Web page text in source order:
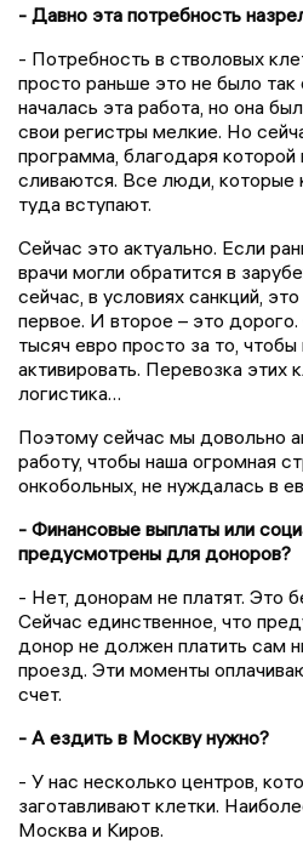
- Давно эта потребность
- Потребность в стволовых
просто раньше это не было так
началась эта работа, но она
свои регистры мелкие. Но
программа, благодаря
сливаются. Все люди, которые
туда вступают.
Сейчас это актуально. Если
врачи могли обратится в
сейчас, в условиях санкций,
первое. И второе – это
тысяч евро просто за то,
активировать. Перевозка этих
логистика…
Поэтому сейчас мы довольно
работу, чтобы наша огромная
онкобольных, не нуждалась в
- Финансовые выплаты или
предусмотрены для доноров?
- Нет, донорам не платят. Это
Сейчас единственное, что
донор не должен платить сам
проезд. Эти моменты
счет.
- А ездить в Москву нужно?
- У нас несколько центров,
заготавливают клетки.
Москва и Киров.